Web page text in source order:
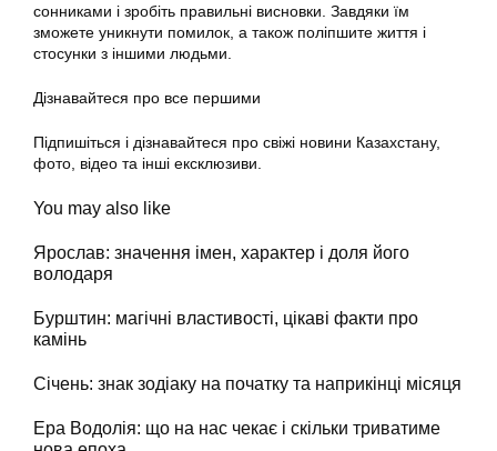
сонниками і зробіть правильні висновки. Завдяки їм
зможете уникнути помилок, а також поліпшите життя і
стосунки з іншими людьми.
Дізнавайтеся про все першими
Підпишіться і дізнавайтеся про свіжі новини Казахстану,
фото, відео та інші ексклюзиви.
You may also like
Ярослав: значення імен, характер і доля його
володаря
Бурштин: магічні властивості, цікаві факти про
камінь
Січень: знак зодіаку на початку та наприкінці місяця
Ера Водолія: що на нас чекає і скільки триватиме